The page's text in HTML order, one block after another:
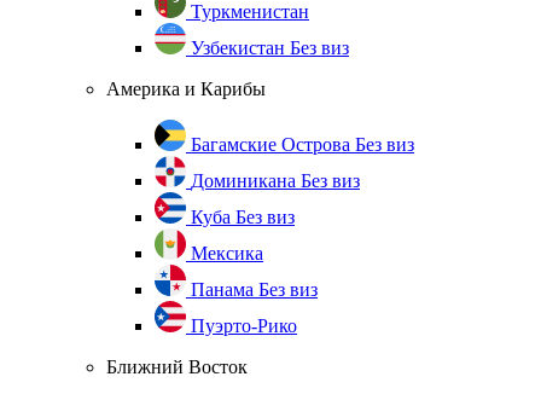
Туркменистан
Узбекистан Без виз
Америка и Карибы
Багамские Острова Без виз
Доминикана Без виз
Куба Без виз
Мексика
Панама Без виз
Пуэрто-Рико
Ближний Восток